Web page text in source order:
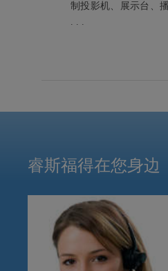
制投影机、展示台、
. . .
睿斯福得在您身边